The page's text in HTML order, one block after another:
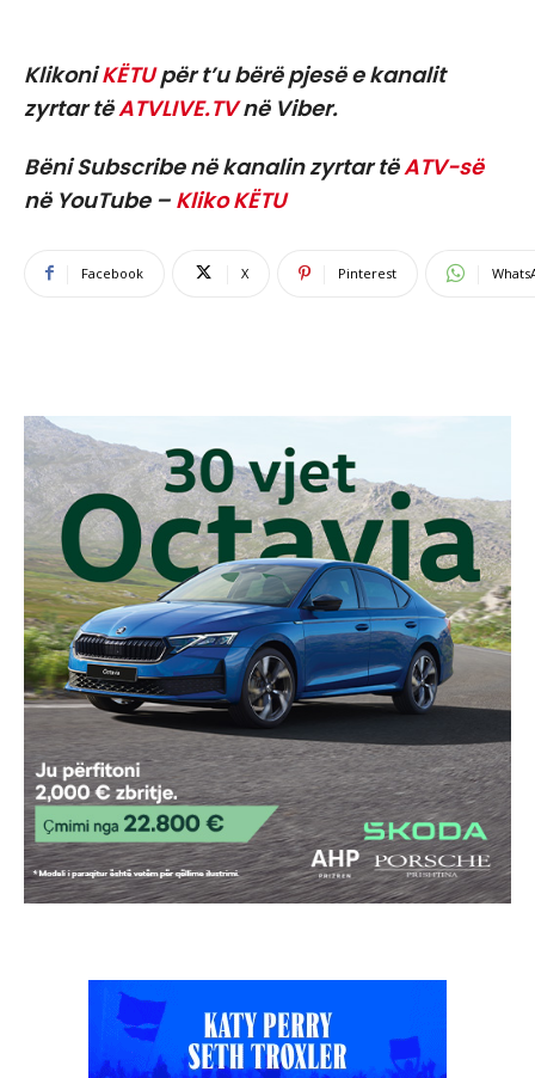
KlikoniKËTUpër t’u bërë pjesë e kanalit
zyrtar tëATVLIVE.TVnë Viber.
Bëni Subscribe në kanalin zyrtar tëATV-së
në YouTube – Kliko KËTU
Facebook X Pinterest